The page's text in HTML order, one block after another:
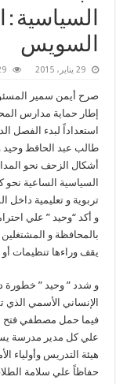
السياسية
السويس
29 يناير، 2015 229
صرح أيمن سمير
إطار حماية مدارس
استعداداً لبدء الفصل
طالب عبد الحافظ وحيد
أشكال الزحف نحو
السياسية الساعية
تربوية و تعليمية داخل
و أكد “وحيد ” علي
بالمحافظة و
يقف وراءها تنظيمات
و شدد ” وحيد ” خطورة
الإنساني الأسمي الذي
فيما حمل مصطفي فتح
علي كل مدير مدرسة
هيئة التدريس وأولياء
حفاظاً علي سلامة